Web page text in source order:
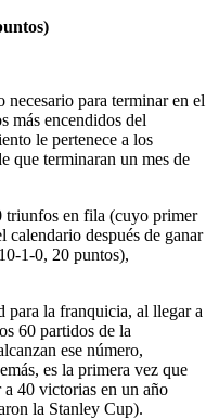
para terminar en el
más encendidos del
le pertenece a los
que terminaran un mes de
triunfos en fila (cuyo primer
después de ganar
1-0, 20 puntos),
para la franquicia, al llegar a
60 partidos de la
ese número,
es la primera vez que
40 victorias en un año
la Stanley Cup).